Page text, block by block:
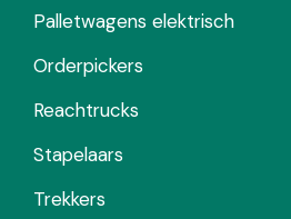
Palletwagens elektrisch
Orderpickers
Reachtrucks
Stapelaars
Trekkers